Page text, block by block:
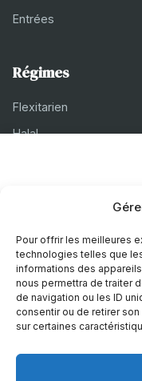
Pour offrir les meilleures
technologies telles que
informations des
nous permettra de traiter
de navigation ou les ID
consentir ou de retirer
sur certaines
Entrées
Régimes
Flexitarien
Halal
À propos
Mentions légales
Politique de
Politique de cookies